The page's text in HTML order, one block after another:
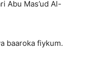
Abu Mas’ud Al-
baaroka fiykum.